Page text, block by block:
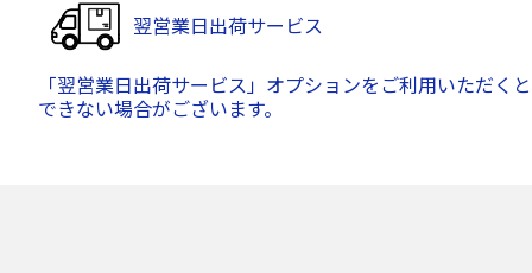
翌営業日出荷サービス
「翌営業日出荷サービス」オプションをご利用いただ
できない場合がございます。